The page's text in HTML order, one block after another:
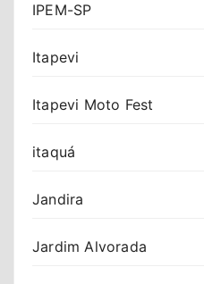
IPEM-SP
Itapevi
Itapevi Moto Fest
itaquá
Jandira
Jardim Alvorada